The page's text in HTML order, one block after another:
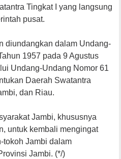
Tingkat I yang langsung
pusat.
diundangkan dalam Undang-
1957 pada 9 Agustus
Undang-Undang Nomor 61
Daerah Swatantra
dan Riau.
Jambi, khususnya
untuk kembali mengingat
tokoh Jambi dalam
Jambi. (*/)